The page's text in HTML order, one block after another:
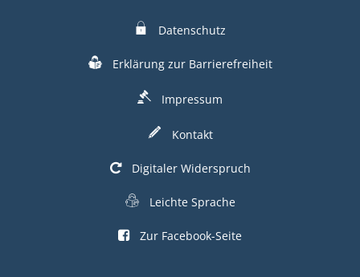
Datenschutz
Erklärung zur Barrierefreiheit
Impressum
Kontakt
Digitaler Widerspruch
Leichte Sprache
Zur Facebook-Seite